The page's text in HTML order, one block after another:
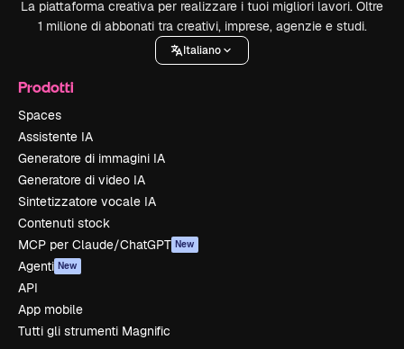
La piattaforma creativa per realizzare i tuoi migliori lavori. Oltre
1 milione di abbonati tra creativi, imprese, agenzie e studi.
Italiano
Prodotti
Spaces
Assistente IA
Generatore di immagini IA
Generatore di video IA
Sintetizzatore vocale IA
Contenuti stock
MCP per Claude/ChatGPT New
Agenti New
API
App mobile
Tutti gli strumenti Magnific